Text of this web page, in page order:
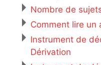
Nombre de
Comment lire un
Instrument de
Dérivation